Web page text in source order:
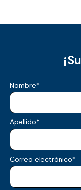
Nombre*
Apellido*
Correo electrónico*